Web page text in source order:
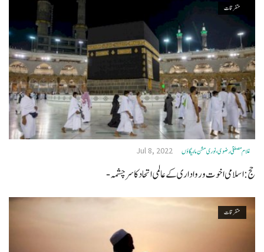
متفرقات
غلام مصطفیٰ رضوی، نوری مشن مالیگاؤں Jul 8, 2022
حج: اسلامی اخوت و رواداری کے عالمی اتحاد کا سرچشمہ-
متفرقات